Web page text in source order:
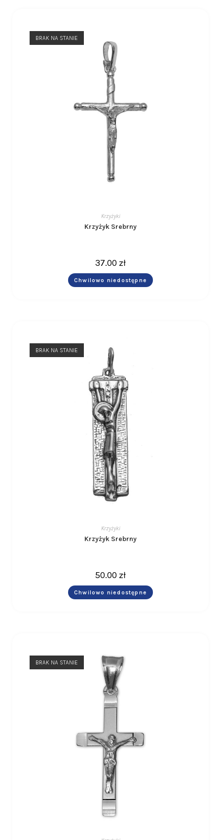
BRAK NA STANIE
Krzyżyki
Krzyżyk Srebrny
37.00 zł
Chwilowo niedostępne
BRAK NA STANIE
Krzyżyki
Krzyżyk Srebrny
50.00 zł
Chwilowo niedostępne
BRAK NA STANIE